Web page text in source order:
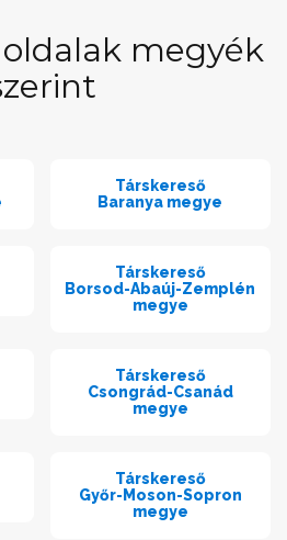
oldalak megyék
Társkereső
Baranya megye
Társkereső
Borsod-Abaúj-Zemplén
megye
Társkereső
Csongrád-Csanád
megye
Társkereső
Győr-Moson-Sopron
megye